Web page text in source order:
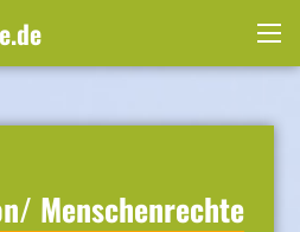
Menschenrechte